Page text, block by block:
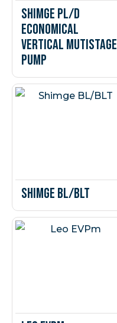
Shimge PL/D
Economical
vertical mutistage
pump
Shimge BL/BLT